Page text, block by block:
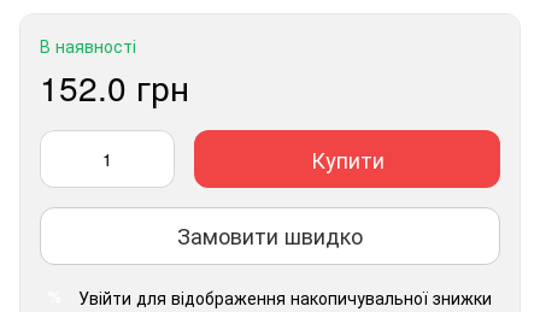
В наявності
152.0 грн
Купити
Замовити швидко
Увійти для відображення накопичувальної знижки